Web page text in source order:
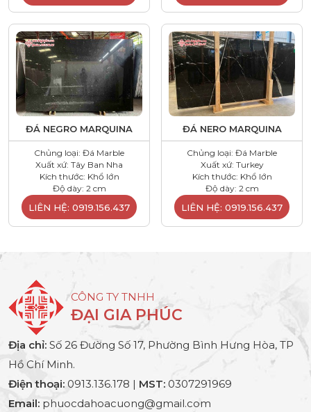
ĐÁ NEGRO MARQUINA
Chủng loại: Đá Marble
Xuất xứ: Tây Ban Nha
Kích thước: Khổ lớn
Độ dày: 2 cm
LIÊN HỆ: 0919.156.437
ĐÁ NERO MARQUINA
Chủng loại: Đá Marble
Xuất xứ: Turkey
Kích thước: Khổ lớn
Độ dày: 2 cm
LIÊN HỆ: 0919.156.437
CÔNG TY TNHH
ĐẠI GIA PHÚC
Địa chỉ: Số 26 Đường Số 17, Phường Bình Hưng Hòa, TP
Hồ Chí Minh.
Điện thoại: 0913.136.178 | MST: 0307291969
Email: phuocdahoacuong@gmail.com